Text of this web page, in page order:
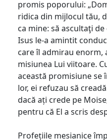
promis poporului:
ridica din mijlocul tău,
ca mine: să ascultaţi de
Isus le-a amintit
care îl admirau enorm,
misiunea Lui viitoare.
această promisiune se
lor, ei refuzau să
dacă ați crede pe
pentru că El a scris
Profețiile mesianice